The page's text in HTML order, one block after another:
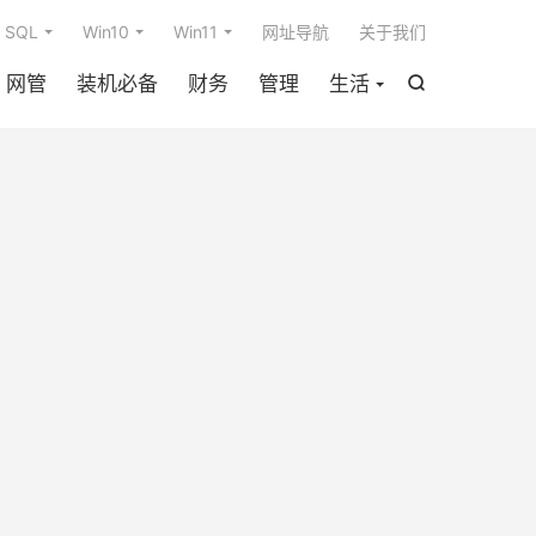

网管 装机必备 财务 管理 生活
SQL Win10 Win11 网址导航 关于我们